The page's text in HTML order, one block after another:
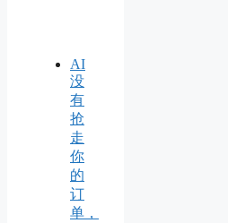
AI
没
有
抢
走
你
的
订
单，